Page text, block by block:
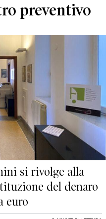
preventivo
si rivolge alla
del denaro
euro